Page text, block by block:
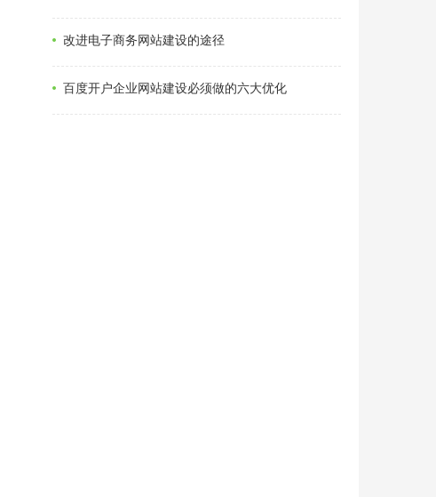
改进电子商务网站建设的途径
百度开户企业网站建设必须做的六大优化